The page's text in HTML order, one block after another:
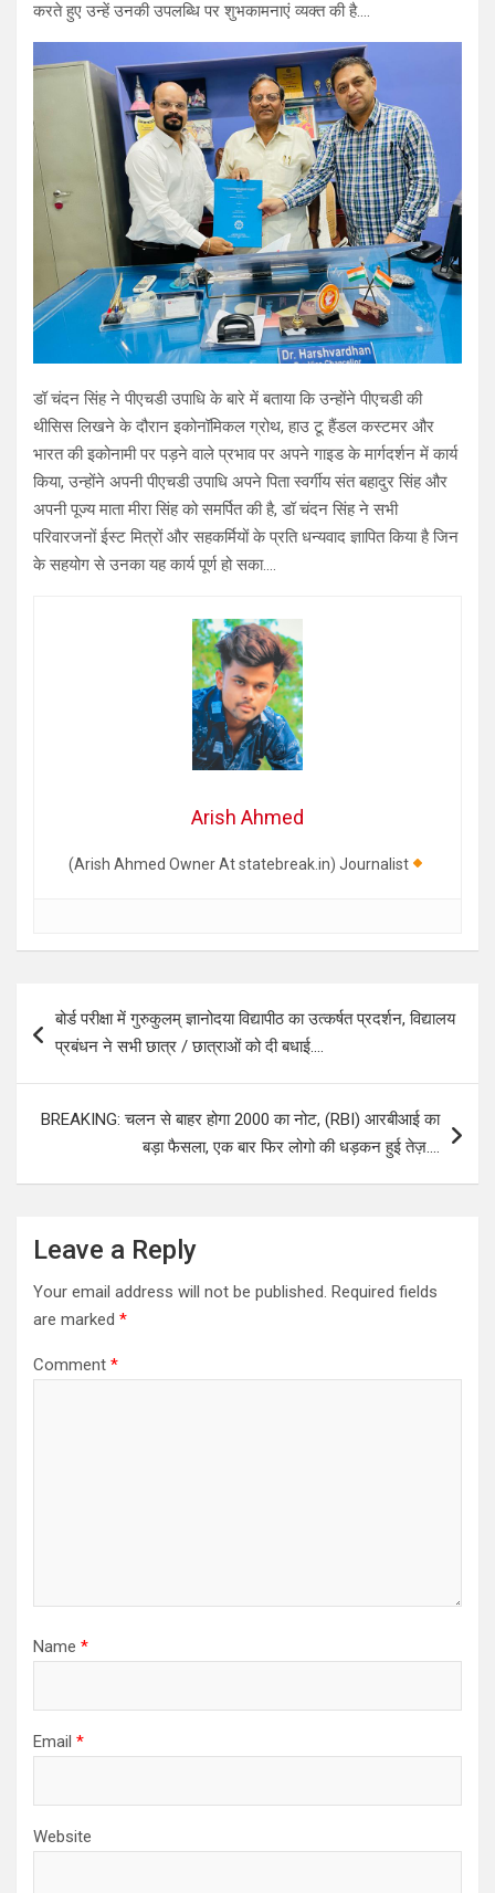
करते हुए उन्हें उनकी उपलब्धि पर शुभकामनाएं व्यक्त की है….
डॉ चंदन सिंह ने पीएचडी उपाधि के बारे में बताया कि उन्होंने पीएचडी की
थीसिस लिखने के दौरान इकोनॉमिकल ग्रोथ, हाउ टू हैंडल कस्टमर और
भारत की इकोनामी पर पड़ने वाले प्रभाव पर अपने गाइड के मार्गदर्शन में कार्य
किया, उन्होंने अपनी पीएचडी उपाधि अपने पिता स्वर्गीय संत बहादुर सिंह और
अपनी पूज्य माता मीरा सिंह को समर्पित की है, डॉ चंदन सिंह ने सभी
परिवारजनों ईस्ट मित्रों और सहकर्मियों के प्रति धन्यवाद ज्ञापित किया है जिन
के सहयोग से उनका यह कार्य पूर्ण हो सका….
Arish Ahmed
(Arish Ahmed Owner At statebreak.in) Journalist
navigation
बोर्ड परीक्षा में गुरुकुलम् ज्ञानोदया विद्यापीठ का उत्कर्षत प्रदर्शन, विद्यालय
प्रबंधन ने सभी छात्र / छात्राओं को दी बधाई….
BREAKING: चलन से बाहर होगा 2000 का नोट, (RBI) आरबीआई का
बड़ा फैसला, एक बार फिर लोगो की धड़कन हुई तेज़….
Leave a Reply
Your email address will not be published. Required fields
are marked *
Comment *
Name *
Email *
Website